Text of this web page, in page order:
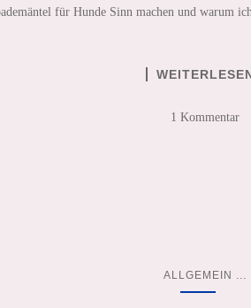
für Hunde Sinn machen und warum
1 Kommentar
ALLGEMEIN